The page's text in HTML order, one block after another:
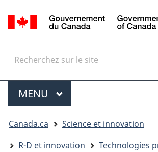
Aller
au
principal
Skip
to
Passer
à
version
simplifiée
Search
Recherchez
sur
le
site
Menu
MENU PRINCIPAL
êtes
ici
Canada.ca
Science et innovation
R-D et innovation
Technologies